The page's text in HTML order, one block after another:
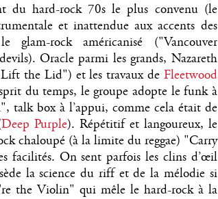
du hard-rock 70s le plus convenu (le
et inattendue aux accents des
rock américanisé ("Vancouver
Oracle parmi les grands, Nazareth
the Lid") et les travaux de Fleetwood
du temps, le groupe adopte le funk à
talk box à l’appui, comme cela était de
Deep Purple). Répétitif et langoureux, le
chaloupé (à la limite du reggae) "Carry
facilités. On sent parfois les clins d’œil
la science du riff et de la mélodie si
the Violin" qui mêle le hard-rock à la